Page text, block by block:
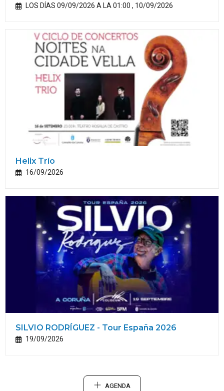
LOS DÍAS 09/09/2026 A LA 01:00 , 10/09/2026
Helix Trío
16/09/2026
SILVIO RODRÍGUEZ - Tour España 2026
19/09/2026
AGENDA